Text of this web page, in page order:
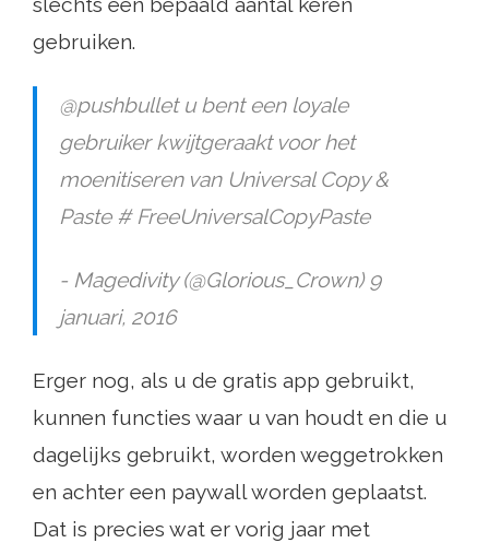
gebruiken.
@pushbullet u bent een loyale
gebruiker kwijtgeraakt voor het
moenitiseren van Universal Copy &
Paste # FreeUniversalCopyPaste
- Magedivity (@Glorious_Crown) 9
januari, 2016
Erger nog, als u de gratis app gebruikt,
kunnen functies waar u van houdt en die u
dagelijks gebruikt, worden weggetrokken
en achter een paywall worden geplaatst.
Dat is precies wat er vorig jaar met